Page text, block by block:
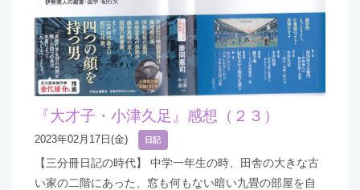
『大才子・小津久足』感想（２３）
2023年02月17日(金) 日記
【三分冊日記の時代】 中学一年生の時、田舎の大きな古
い家の二階にあった、窓も何もない暗い九畳の部屋を自